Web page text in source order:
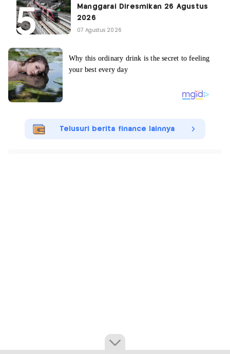
Manggarai Diresmikan 26 Agustus
2026
07 Agustus 2026
Telusuri berita finance lainnya